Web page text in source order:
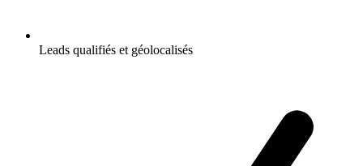
Leads qualifiés et géolocalisés